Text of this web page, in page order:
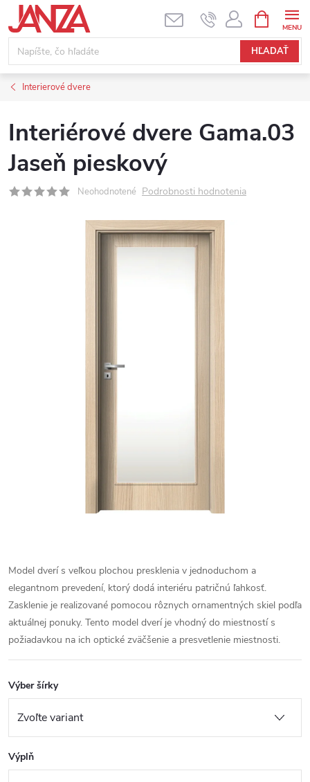
Prejsť na obsah
HĽADAŤ
Interierové dvere
Interiérové dvere Gama.03
Jaseň pieskový
Neohodnotené Podrobnosti hodnotenia
Model dverí s veľkou plochou presklenia v jednoduchom a
elegantnom prevedení, ktorý dodá interiéru patričnú ľahkosť.
Zasklenie je realizované pomocou rôznych ornamentných skiel podľa
aktuálnej ponuky. Tento model dverí je vhodný do miestností s
požiadavkou na ich optické zväčšenie a presvetlenie miestnosti.
Výber šírky
Výplň